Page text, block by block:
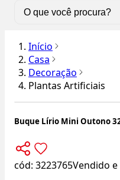
Início
Casa
Decoração
Plantas Artificiais
Buque Lírio Mini Outono
cód: 3223765Vendido